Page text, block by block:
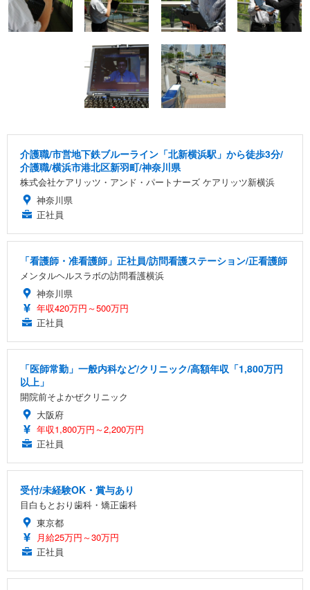
介護職/市営地下鉄ブルーライン「北新横浜駅」から徒歩3分/
介護職/横浜市港北区新羽町/神奈川県
株式会社ケアリッツ・アンド・パートナーズ ケアリッツ新横浜
神奈川県
正社員
「看護師・准看護師」正社員/訪問看護ステーション/正看護師
メンタルヘルスラボの訪問看護横浜
神奈川県
年収420万円～500万円
正社員
「医師常勤」一般内科など/クリニック/高額年収「1,800万円
以上」
開院前そよかぜクリニック
大阪府
年収1,800万円～2,200万円
正社員
受付/未経験OK・賞与あり
目白もとおり歯科・矯正歯科
東京都
月給25万円～30万円
正社員